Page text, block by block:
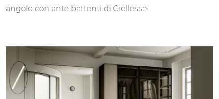
angolo con ante battenti di Giellesse.